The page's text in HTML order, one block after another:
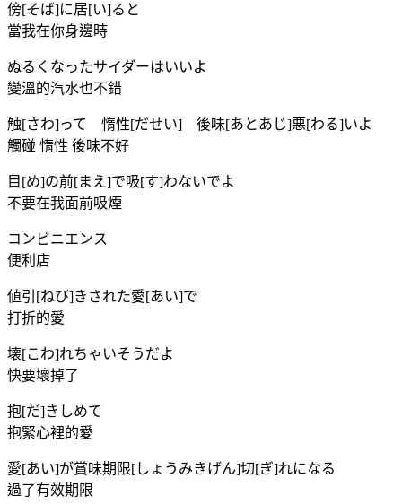
傍[そば]に居[い]ると
當我在你身邊時
ぬるくなったサイダーはいいよ
變溫的汽水也不錯
触[さわ]って 惰性[だせい] 後味[あとあじ]悪[わる]いよ
觸碰 惰性 後味不好
目[め]の前[まえ]で吸[す]わないでよ
不要在我面前吸煙
コンビニエンス
便利店
値引[ねび]きされた愛[あい]で
打折的愛
壊[こわ]れちゃいそうだよ
快要壞掉了
抱[だ]きしめて
抱緊心裡的愛
愛[あい]が賞味期限[しょうみきげん]切[ぎ]れになる
過了有效期限